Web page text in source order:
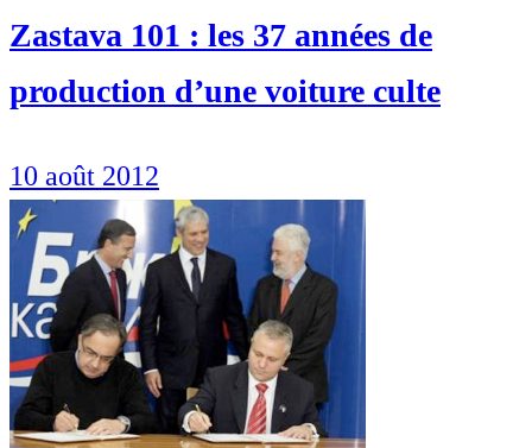
Zastava 101 : les 37 années de
production d’une voiture culte
10 août 2012